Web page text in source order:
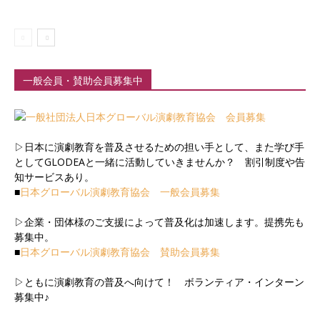
一般会員・賛助会員募集中
▷日本に演劇教育を普及させるための担い手として、また学び手
としてGLODEAと一緒に活動していきませんか？ 割引制度や告
知サービスあり。
■日本グローバル演劇教育協会 一般会員募集
▷企業・団体様のご支援によって普及化は加速します。提携先も
募集中。
■日本グローバル演劇教育協会 賛助会員募集
▷ともに演劇教育の普及へ向けて！ ボランティア・インターン
募集中♪